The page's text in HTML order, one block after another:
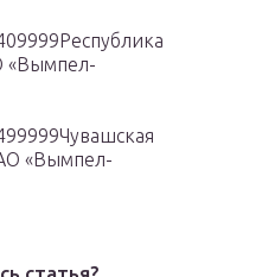
«Вымпел-
«Вымпел-